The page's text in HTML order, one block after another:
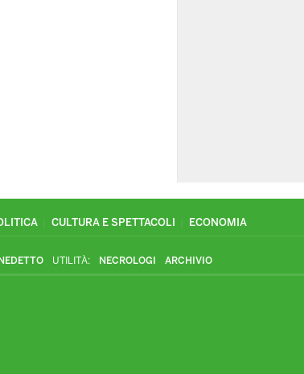
CULTURA E SPETTACOLI ECONOMIA
UTILITÀ: NECROLOGI ARCHIVIO